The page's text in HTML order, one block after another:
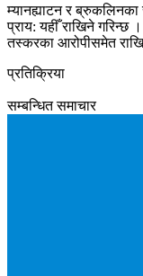
म्यानह्याटन र
प्राय: यहीँ राखिने गरिन्छ
तस्करका आरोपीसमेत
प्रतिक्रिया
सम्बन्धित समाचार